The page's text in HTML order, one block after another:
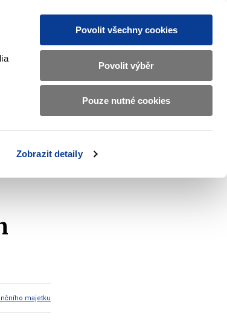
Zobrazit detaily
Povolit všechny cookies
Povolit výběr
Pouze nutné cookies
MAJETKOVÝ ÚČET
submenu
a
oznámení
Kontakty
majetku